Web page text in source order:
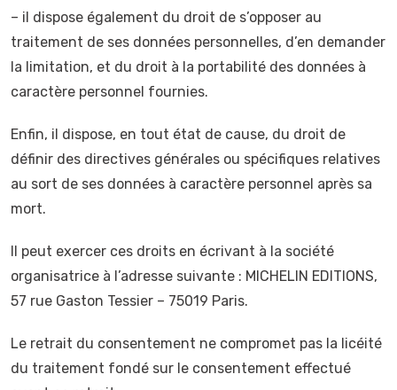
– il dispose également du droit de s’opposer au
traitement de ses données personnelles, d’en demander
la limitation, et du droit à la portabilité des données à
caractère personnel fournies.
Enfin, il dispose, en tout état de cause, du droit de
définir des directives générales ou spécifiques relatives
au sort de ses données à caractère personnel après sa
mort.
Il peut exercer ces droits en écrivant à la société
organisatrice à l’adresse suivante : MICHELIN EDITIONS,
57 rue Gaston Tessier – 75019 Paris.
Le retrait du consentement ne compromet pas la licéité
du traitement fondé sur le consentement effectué